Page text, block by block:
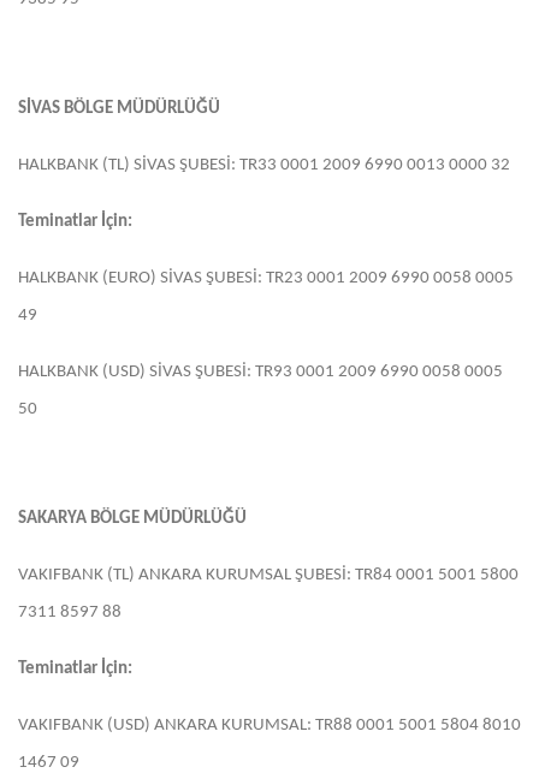
SİVAS BÖLGE MÜDÜRLÜĞÜ
HALKBANK (TL) SİVAS ŞUBESİ: TR33 0001 2009 6990 0013 0000 32
Teminatlar İçin:
HALKBANK (EURO) SİVAS ŞUBESİ: TR23 0001 2009 6990 0058 0005
49
HALKBANK (USD) SİVAS ŞUBESİ: TR93 0001 2009 6990 0058 0005
50
SAKARYA BÖLGE MÜDÜRLÜĞÜ
VAKIFBANK (TL) ANKARA KURUMSAL ŞUBESİ: TR84 0001 5001 5800
7311 8597 88
Teminatlar İçin:
VAKIFBANK (USD) ANKARA KURUMSAL: TR88 0001 5001 5804 8010
1467 09